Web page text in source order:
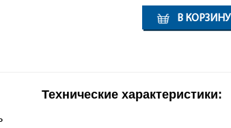
В КОРЗИНУ
Технические характеристики: